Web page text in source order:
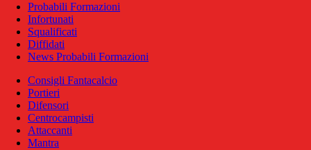
Probabili Formazioni
Infortunati
Squalificati
Diffidati
News Probabili Formazioni
Consigli Fantacalcio
Portieri
Difensori
Centrocampisti
Attaccanti
Mantra